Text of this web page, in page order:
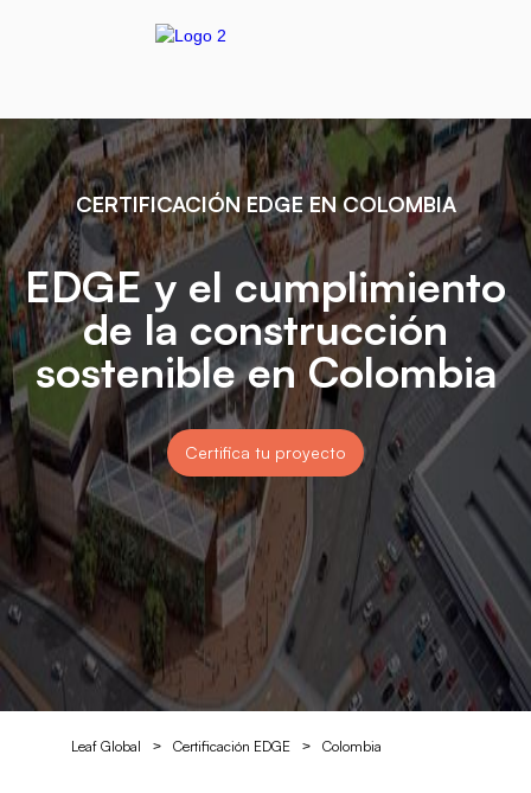
CERTIFICACIÓN EDGE EN COLOMBIA
EDGE y el cumplimiento
de la construcción
sostenible en Colombia
Certifica tu proyecto
Leaf Global > Certificación EDGE > Colombia